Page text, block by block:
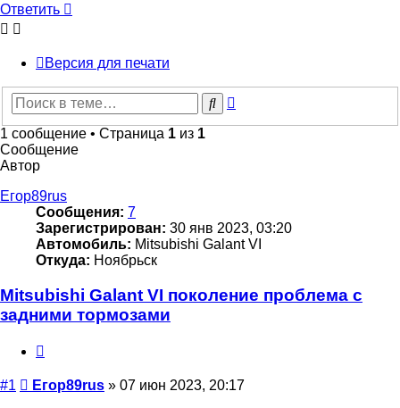
Ответить
Версия для печати
Поиск
1 сообщение • Страница 1 из 1
Сообщение
Автор
Егор89rus
Сообщения: 7
Зарегистрирован: 30 янв 2023, 03:20
Автомобиль: Mitsubishi Galant VI
Откуда: Ноябрьск
Mitsubishi Galant VI поколение проблема с
задними тормозами
#1 Сообщение
Егор89rus » 07 июн 2023, 20:17